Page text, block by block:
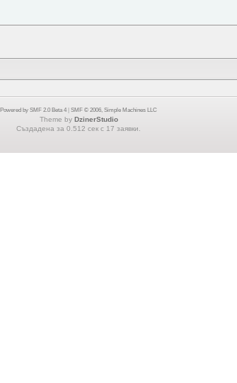
Powered by SMF 2.0 Beta 4 SMF © 2006, Simple Machines LLC
Theme by DzinerStudio
Създадена за 0.512 сек с 17 заявки.